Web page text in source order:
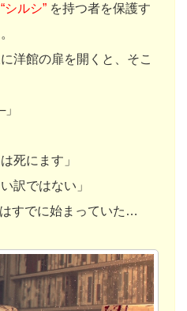
“シルシ” を持つ者を保護す
洋館の扉を開くと、そこ
死にます」
訳ではない」
すでに始まっていた…